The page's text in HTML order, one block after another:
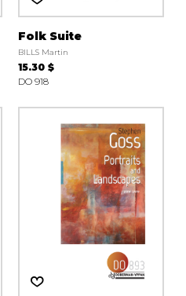
Folk Suite
BILLS Martin
15.30 $
DO 918